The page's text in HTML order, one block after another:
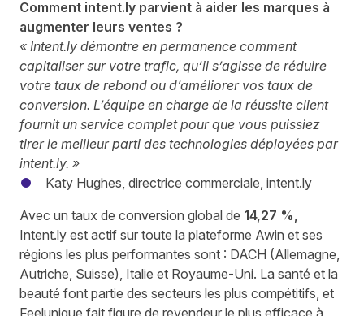
Comment intent.ly parvient à aider les marques à
augmenter leurs ventes ?
« Intent.ly démontre en permanence comment
capitaliser sur votre trafic, qu’il s’agisse de réduire
votre taux de rebond ou d’améliorer vos taux de
conversion. L’équipe en charge de la réussite client
fournit un service complet pour que vous puissiez
tirer le meilleur parti des technologies déployées par
intent.ly. »
Katy Hughes, directrice commerciale, intent.ly
Avec un taux de conversion global de 14,27 %,
Intent.ly est actif sur toute la plateforme Awin et ses
régions les plus performantes sont : DACH (Allemagne,
Autriche, Suisse), Italie et Royaume-Uni. La santé et la
beauté font partie des secteurs les plus compétitifs, et
Feelunique fait figure de revendeur le plus efficace à